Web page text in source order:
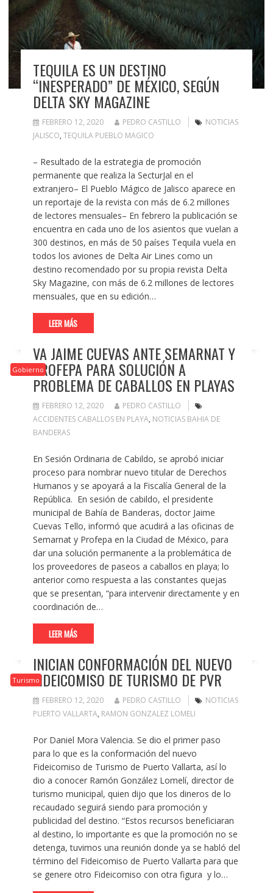
TEQUILA ES UN DESTINO
“INESPERADO” DE MÉXICO, SEGÚN
DELTA SKY MAGAZINE
FEBRERO 12, 2020 PEDRO CASTILLO
NOTICIAS
JALISCO, TEQUILA PUEBLO MAGICO
– Resultado de la estrategia de promoción
permanente que realiza la SecturJal en el
extranjero– El Pueblo Mágico de Jalisco aparece en
un reportaje de la revista con más de 6.2 millones
de lectores mensuales– En febrero la publicación se
encuentra en cada uno de los asientos que vuelan a
300 destinos, en más de 50 países Tequila vuela en
todos los aviones de Delta Air Lines como un
destino recomendado por su propia revista Delta
Sky Magazine, con más de 6.2 millones de lectores
mensuales, que en su edición…
LEER MÁS
Gobierno
VA JAIME CUEVAS ANTE SEMARNAT Y
PROFEPA PARA SOLUCIÓN A
PROBLEMA DE CABALLOS EN PLAYAS
FEBRERO 12, 2020
PEDRO CASTILLO
ACCIDENTES CABALLOS EN PLAYA, NOTICIAS BAHIA DE
BANDERAS
En Sesión Ordinaria de Cabildo, se aprobó iniciar
proceso para nombrar nuevo titular de Derechos
Humanos y se apoyará a la Fiscalía General de la
República. En sesión de cabildo, el presidente
municipal de Bahía de Banderas, doctor Jaime
Cuevas Tello, informó que acudirá a las oficinas de
Semarnat y Profepa en la Ciudad de México, para
dar una solución permanente a la problemática de
los proveedores de paseos a caballos en playa; lo
anterior como respuesta a las constantes quejas
que se presentan, “para intervenir directamente y en
coordinación de…
LEER MÁS
Turismo
INICIAN CONFORMACIÓN DEL NUEVO
FIDEICOMISO DE TURISMO DE PVR
FEBRERO 12, 2020 PEDRO CASTILLO
NOTICIAS
PUERTO VALLARTA, RAMON GONZALEZ LOMELI
Por Daniel Mora Valencia. Se dio el primer paso
para lo que es la conformación del nuevo
Fideicomiso de Turismo de Puerto Vallarta, así lo
dio a conocer Ramón González Lomelí, director de
turismo municipal, quien dijo que los dineros de lo
recaudado seguirá siendo para promoción y
publicidad del destino. “Estos recursos beneficiaran
al destino, lo importante es que la promoción no se
detenga, tuvimos una reunión donde ya se habló del
término del Fideicomiso de Puerto Vallarta para que
se genere otro Fideicomiso con otra figura y lo…